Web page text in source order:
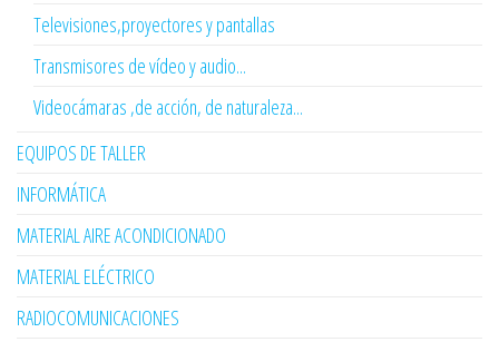
Televisiones,proyectores y pantallas
Transmisores de vídeo y audio...
Videocámaras ,de acción, de naturaleza...
EQUIPOS DE TALLER
INFORMÁTICA
MATERIAL AIRE ACONDICIONADO
MATERIAL ELÉCTRICO
RADIOCOMUNICACIONES